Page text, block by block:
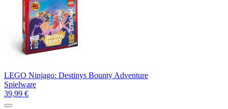
LEGO Ninjago: Destinys Bounty Adventure
Spielware
39,99 €